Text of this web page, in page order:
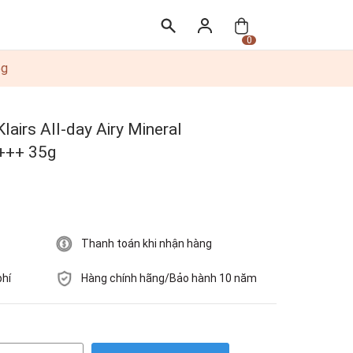
0
All-day Airy Mineral
35g
Thanh toán khi nhận hàng
Hàng chính hãng/Bảo hành 10 năm